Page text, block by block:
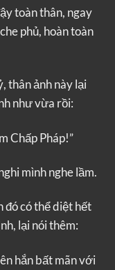
toàn thân, ngay
phủ, hoàn toàn
thân ảnh này lại
như vừa rồi:
Chấp Pháp!”
mình nghe lầm.
đó có thể diệt hết
lại nói thêm:
hắn bất mãn với